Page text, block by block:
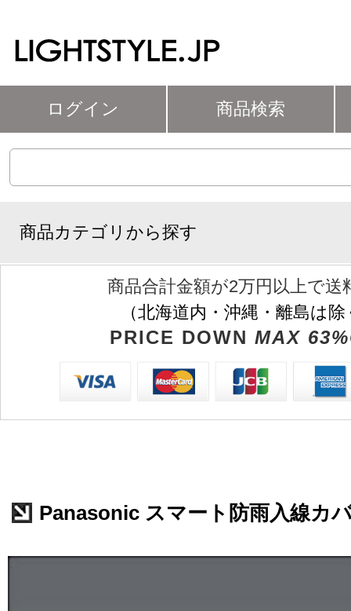
ログイン 商品検索
商品カテゴリから探す
商品合計金額が2万円以上で送
（北海道内・沖縄・離島は
PRICE DOWN MAX
Panasonic スマート防雨入線カ